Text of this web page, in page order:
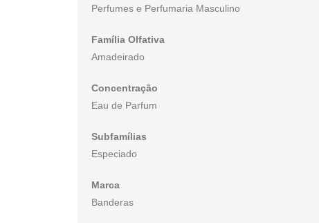
Perfumes e Perfumaria Masculino
Família Olfativa
Amadeirado
Concentração
Eau de Parfum
Subfamílias
Especiado
Marca
Banderas